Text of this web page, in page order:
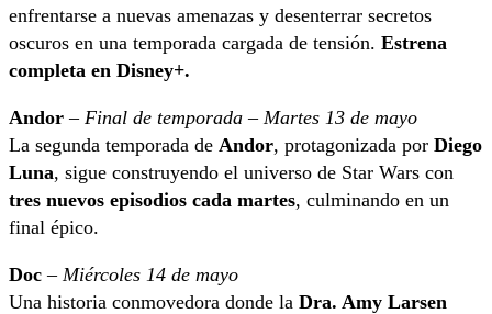
enfrentarse a nuevas amenazas y desenterrar secretos
oscuros en una temporada cargada de tensión. Estrena
completa en Disney+.
Andor – Final de temporada – Martes 13 de mayo
La segunda temporada de Andor, protagonizada por Diego
Luna, sigue construyendo el universo de Star Wars con
tres nuevos episodios cada martes, culminando en un
final épico.
Doc – Miércoles 14 de mayo
Una historia conmovedora donde la Dra. Amy Larsen